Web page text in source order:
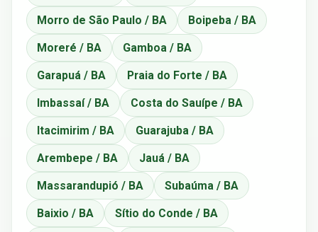
Morro de São Paulo / BA Boipeba / BA
Moreré / BA Gamboa / BA
Garapuá / BA Praia do Forte / BA
Imbassaí / BA Costa do Sauípe / BA
Itacimirim / BA Guarajuba / BA
Arembepe / BA Jauá / BA
Massarandupió / BA Subaúma / BA
Baixio / BA Sítio do Conde / BA